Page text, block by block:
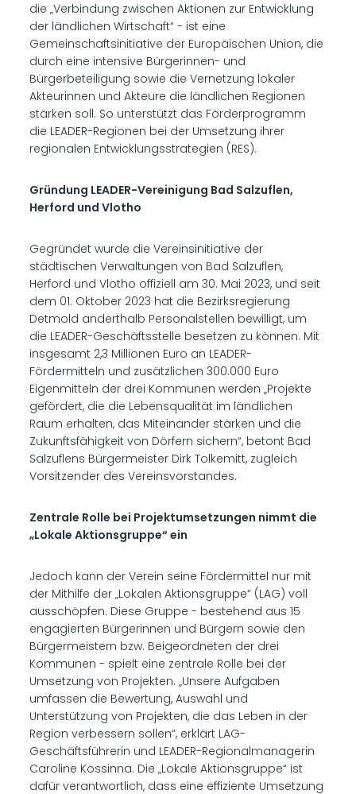
die „Verbindung zwischen Aktionen zur Entwicklung
der ländlichen Wirtschaft“ - ist eine
Gemeinschaftsinitiative der Europäischen Union, die
durch eine intensive Bürgerinnen- und
Bürgerbeteiligung sowie die Vernetzung lokaler
Akteurinnen und Akteure die ländlichen Regionen
stärken soll. So unterstützt das Förderprogramm
die LEADER-​Regionen bei der Umsetzung ihrer
regionalen Entwicklungsstrategien (RES).
Gründung LEADER-Vereinigung Bad Salzuflen,
Herford und Vlotho
Gegründet wurde die Vereinsinitiative der
städtischen Verwaltungen von Bad Salzuflen,
Herford und Vlotho offiziell am 30. Mai 2023, und seit
dem 01. Oktober 2023 hat die Bezirksregierung
Detmold anderthalb Personalstellen bewilligt, um
die LEADER-Geschäftsstelle besetzen zu können. Mit
insgesamt 2,3 Millionen Euro an LEADER-
Fördermitteln und zusätzlichen 300.000 Euro
Eigenmitteln der drei Kommunen werden „Projekte
gefördert, die die Lebensqualität im ländlichen
Raum erhalten, das Miteinander stärken und die
Zukunftsfähigkeit von Dörfern sichern“, betont Bad
Salzuflens Bürgermeister Dirk Tolkemitt, zugleich
Vorsitzender des Vereinsvorstandes.
Zentrale Rolle bei Projektumsetzungen nimmt die
„Lokale Aktionsgruppe“ ein
Jedoch kann der Verein seine Fördermittel nur mit
der Mithilfe der „Lokalen Aktionsgruppe“ (LAG) voll
ausschöpfen. Diese Gruppe - bestehend aus 15
engagierten Bürgerinnen und Bürgern sowie den
Bürgermeistern bzw. Beigeordneten der drei
Kommunen - spielt eine zentrale Rolle bei der
Umsetzung von Projekten. „Unsere Aufgaben
umfassen die Bewertung, Auswahl und
Unterstützung von Projekten, die das Leben in der
Region verbessern sollen“, erklärt LAG-
Geschäftsführerin und LEADER-Regionalmanagerin
Caroline Kossinna. Die „Lokale Aktionsgruppe“ ist
dafür verantwortlich, dass eine effiziente Umsetzung